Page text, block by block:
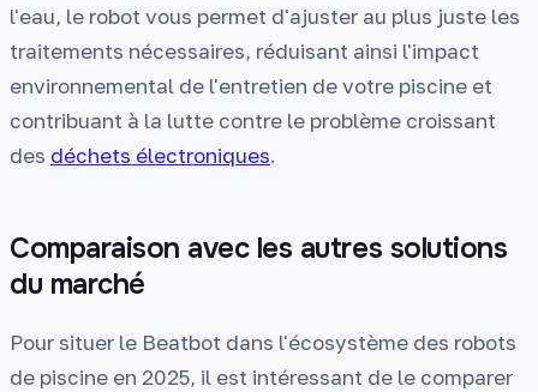
l'eau, le robot vous permet d'ajuster au plus juste les
traitements nécessaires, réduisant ainsi l'impact
environnemental de l'entretien de votre piscine et
contribuant à la lutte contre le problème croissant
des déchets électroniques.
Comparaison avec les autres solutions
du marché
Pour situer le Beatbot dans l'écosystème des robots
de piscine en 2025, il est intéressant de le comparer